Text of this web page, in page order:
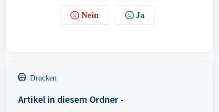
Nein Ja
Drucken
Artikel in diesem Ordner -